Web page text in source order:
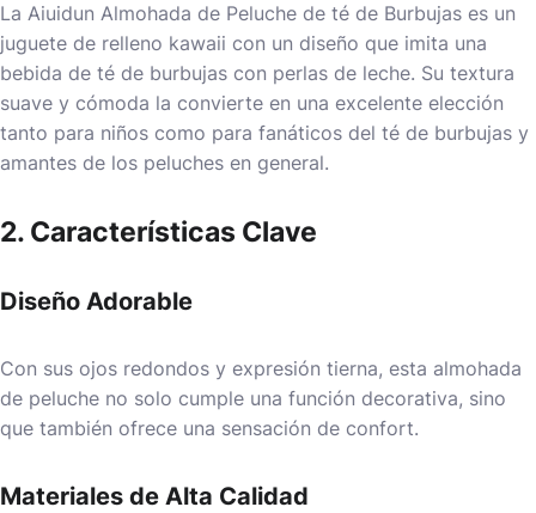
La Aiuidun Almohada de Peluche de té de Burbujas es un
juguete de relleno kawaii con un diseño que imita una
bebida de té de burbujas con perlas de leche. Su textura
suave y cómoda la convierte en una excelente elección
tanto para niños como para fanáticos del té de burbujas y
amantes de los peluches en general.
2. Características Clave
Diseño Adorable
Con sus ojos redondos y expresión tierna, esta almohada
de peluche no solo cumple una función decorativa, sino
que también ofrece una sensación de confort.
Materiales de Alta Calidad